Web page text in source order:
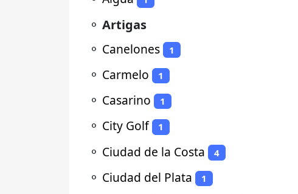
⚬ Artigas
⚬ Canelones 1
⚬ Carmelo 1
⚬ Casarino 1
⚬ City Golf 1
⚬ Ciudad de la Costa 4
⚬ Ciudad del Plata 1